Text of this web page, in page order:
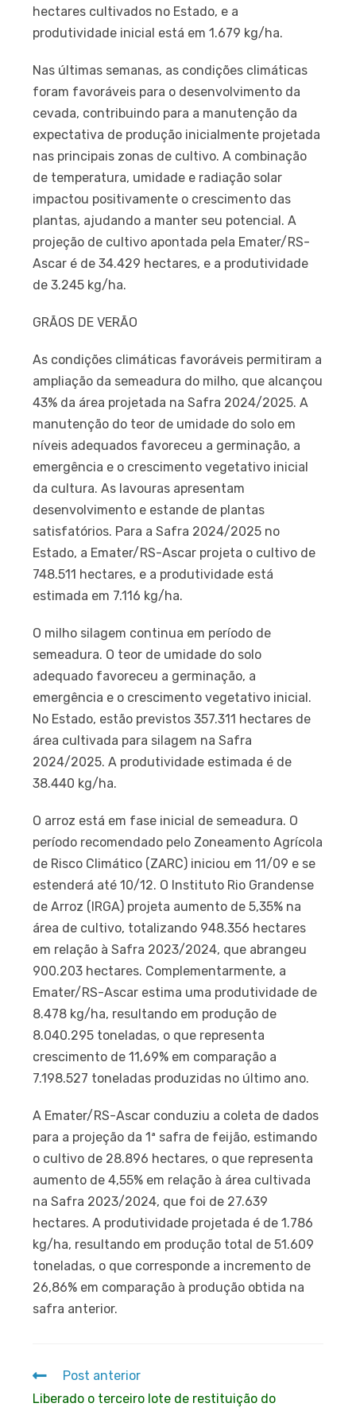
hectares cultivados no Estado, e a
produtividade inicial está em 1.679 kg/ha.
Nas últimas semanas, as condições climáticas
foram favoráveis para o desenvolvimento da
cevada, contribuindo para a manutenção da
expectativa de produção inicialmente projetada
nas principais zonas de cultivo. A combinação
de temperatura, umidade e radiação solar
impactou positivamente o crescimento das
plantas, ajudando a manter seu potencial. A
projeção de cultivo apontada pela Emater/RS-
Ascar é de 34.429 hectares, e a produtividade
de 3.245 kg/ha.
GRÃOS DE VERÃO
As condições climáticas favoráveis permitiram a
ampliação da semeadura do milho, que alcançou
43% da área projetada na Safra 2024/2025. A
manutenção do teor de umidade do solo em
níveis adequados favoreceu a germinação, a
emergência e o crescimento vegetativo inicial
da cultura. As lavouras apresentam
desenvolvimento e estande de plantas
satisfatórios. Para a Safra 2024/2025 no
Estado, a Emater/RS-Ascar projeta o cultivo de
748.511 hectares, e a produtividade está
estimada em 7.116 kg/ha.
O milho silagem continua em período de
semeadura. O teor de umidade do solo
adequado favoreceu a germinação, a
emergência e o crescimento vegetativo inicial.
No Estado, estão previstos 357.311 hectares de
área cultivada para silagem na Safra
2024/2025. A produtividade estimada é de
38.440 kg/ha.
O arroz está em fase inicial de semeadura. O
período recomendado pelo Zoneamento Agrícola
de Risco Climático (ZARC) iniciou em 11/09 e se
estenderá até 10/12. O Instituto Rio Grandense
de Arroz (IRGA) projeta aumento de 5,35% na
área de cultivo, totalizando 948.356 hectares
em relação à Safra 2023/2024, que abrangeu
900.203 hectares. Complementarmente, a
Emater/RS-Ascar estima uma produtividade de
8.478 kg/ha, resultando em produção de
8.040.295 toneladas, o que representa
crescimento de 11,69% em comparação a
7.198.527 toneladas produzidas no último ano.
A Emater/RS-Ascar conduziu a coleta de dados
para a projeção da 1ª safra de feijão, estimando
o cultivo de 28.896 hectares, o que representa
aumento de 4,55% em relação à área cultivada
na Safra 2023/2024, que foi de 27.639
hectares. A produtividade projetada é de 1.786
kg/ha, resultando em produção total de 51.609
toneladas, o que corresponde a incremento de
26,86% em comparação à produção obtida na
safra anterior.
Post anterior
Liberado o terceiro lote de restituição do